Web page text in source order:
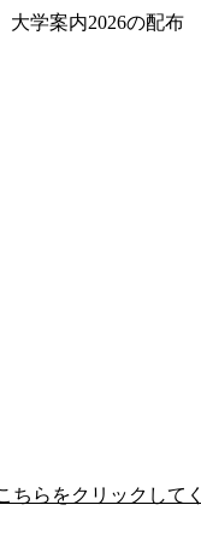
学案内2026の配布
ちらをクリックして